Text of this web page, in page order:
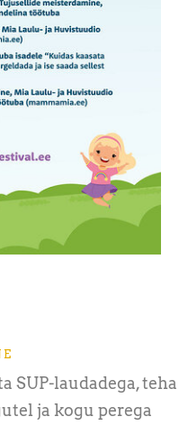
SUP-laudadega, teha
ja kogu perega